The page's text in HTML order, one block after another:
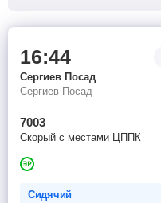
16:44
Сергиев Посад
Сергиев Посад
7003
Скорый с местами ЦППК
Сидячий